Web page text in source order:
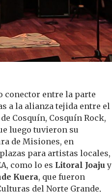
conector entre la parte
a la alianza tejida entre el
Cosquín, Cosquín Rock,
luego tuvieron su
de Misiones, en
para artistas locales,
como lo es Litoral Joajuy
Kuera, que fueron
del Norte Grande,